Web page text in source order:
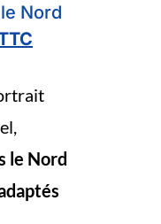
Nord
le Nord